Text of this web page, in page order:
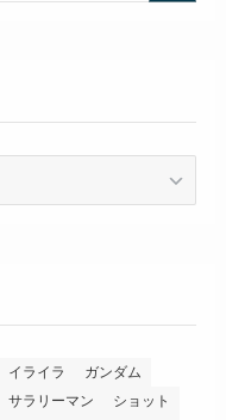
イライラ
ガンダム
サラリーマン
ショット